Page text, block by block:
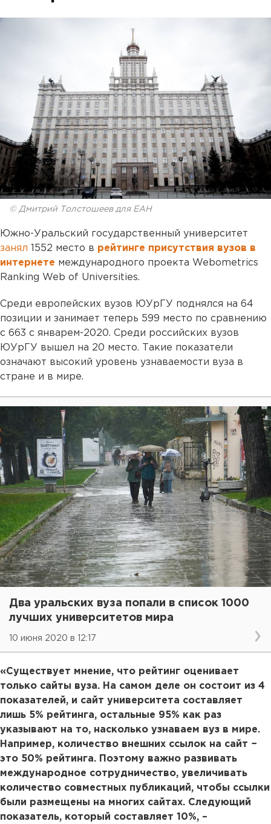
© Дмитрий Толстошеев для ЕАН
Южно-Уральский государственный университет
занял 1552 место в рейтинге присутствия вузов в
интернете международного проекта Webometrics
Ranking Web of Universities.
Среди европейских вузов ЮУрГУ поднялся на 64
позиции и занимает теперь 599 место по сравнению
с 663 с январем-2020. Среди российских вузов
ЮУрГУ вышел на 20 место. Такие показатели
означают высокий уровень узнаваемости вуза в
стране и в мире.
Два уральских вуза попали в список 1000
лучших университетов мира
10 июня 2020 в 12:17
«Существует мнение, что рейтинг оценивает
только сайты вуза. На самом деле он состоит из 4
показателей, и сайт университета составляет
лишь 5% рейтинга, остальные 95% как раз
указывают на то, насколько узнаваем вуз в мире.
Например, количество внешних ссылок на сайт −
это 50% рейтинга. Поэтому важно развивать
международное сотрудничество, увеличивать
количество совместных публикаций, чтобы ссылки
были размещены на многих сайтах. Следующий
показатель, который составляет 10%, –